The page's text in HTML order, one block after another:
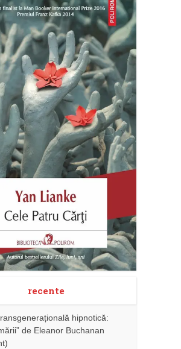
recente
hipnotică:
de Eleanor Buchanan